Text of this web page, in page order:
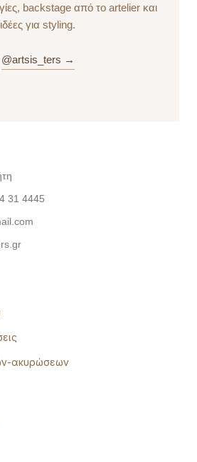
backstage από το artelier και
ιδέες για styling.
@artsis_ters →
31 4445
ακυρώσεων